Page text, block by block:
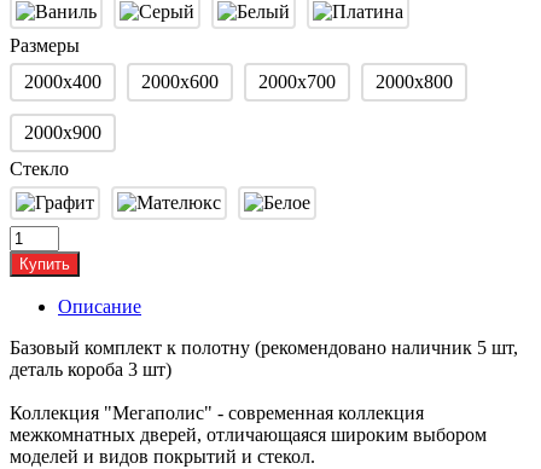
Размеры
2000х400
2000х600 2000х700 2000х800
2000х900
Стекло
Купить
Описание
Базовый комплект к полотну (рекомендовано наличник 5 шт,
деталь короба 3 шт)
Коллекция "Мегаполис" - современная коллекция
межкомнатных дверей, отличающаяся широким выбором
моделей и видов покрытий и стекол.